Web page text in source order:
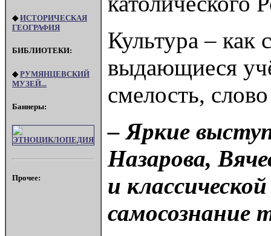
◆ИСТОРИЧЕСКАЯ
ГЕОГРАФИЯ
БИБЛИОТЕКИ:
◆РУМЯНЦЕВСКИЙ
МУЗЕЙ...
Баннеры:
Прочее:
Культура – как
выдающиеся
смелость,
– Яркие
Назарова,
и
самосознание